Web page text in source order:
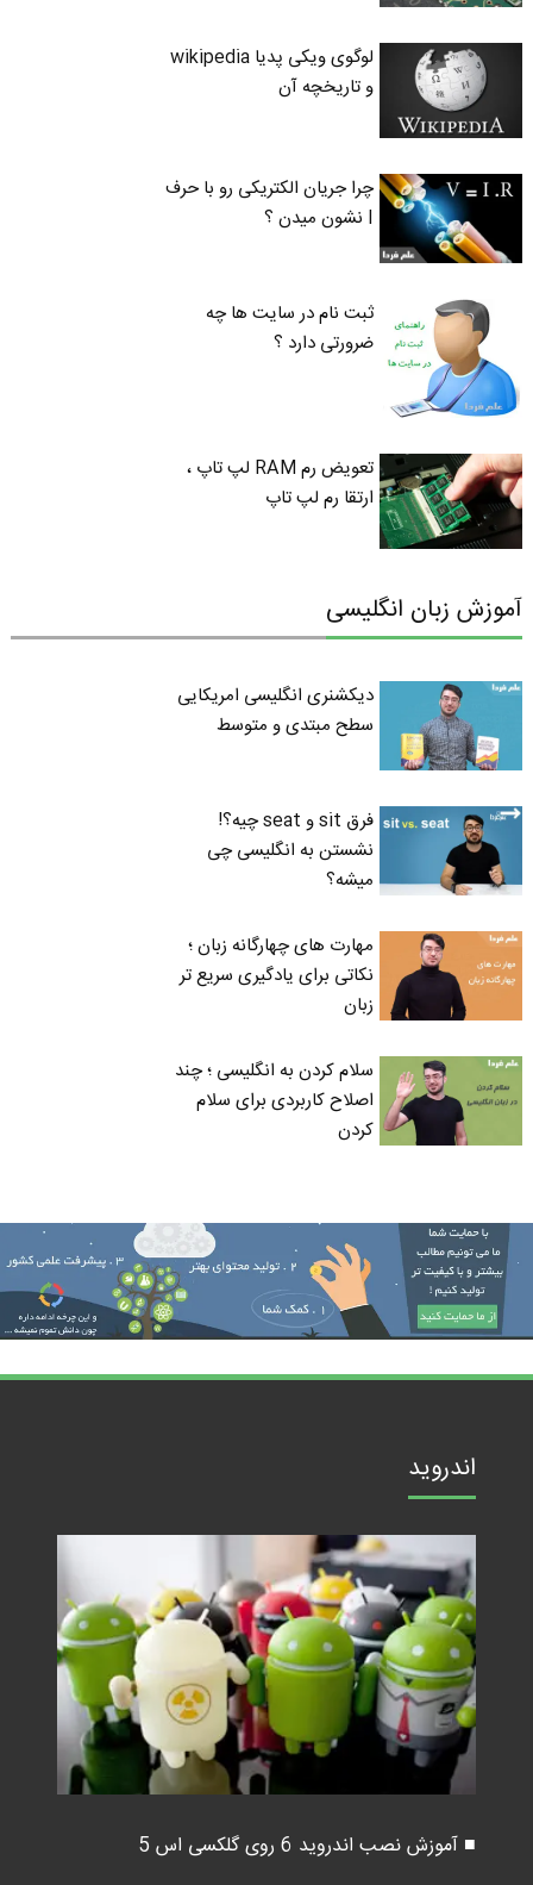
لوگوی ویکی پدیا wikipedia
و تاریخچه آن
چرا جریان الکتریکی رو با حرف
I نشون میدن ؟
ثبت نام در سایت ها چه
ضرورتی دارد ؟
تعویض رم RAM لپ تاپ ،
ارتقا رم لپ تاپ
آموزش زبان انگلیسی
دیکشنری انگلیسی امریکایی
سطح مبتدی و متوسط
فرق sit و seat چیه؟!
نشستن به انگلیسی چی
میشه؟
مهارت های چهارگانه زبان ؛
نکاتی برای یادگیری سریع تر
زبان
سلام کردن به انگلیسی ؛ چند
اصلاح کاربردی برای سلام
کردن
اندروید
■ آموزش نصب اندروید 6 روی گلکسی اس 5